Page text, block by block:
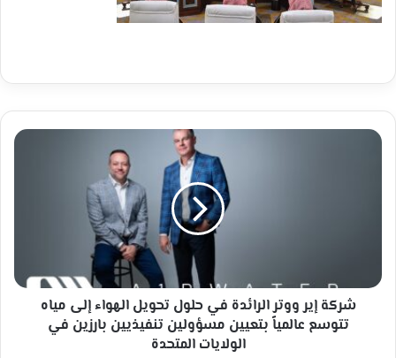
شركة
إلى
شركة إير ووتر الرائدة في حلول تحويل الهواء إلى مياه
تتوسع عالمياً بتعيين مسؤولين تنفيذيين بارزين في
الولايات المتحدة